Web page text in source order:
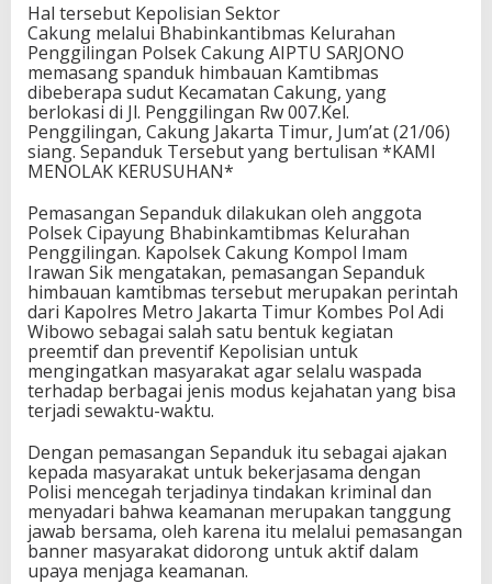
Hal tersebut Kepolisian Sektor
Cakung melalui Bhabinkantibmas Kelurahan
Penggilingan Polsek Cakung AIPTU SARJONO
memasang spanduk himbauan Kamtibmas
dibeberapa sudut Kecamatan Cakung, yang
berlokasi di Jl. Penggilingan Rw 007.Kel.
Penggilingan, Cakung Jakarta Timur, Jum’at (21/06)
siang. Sepanduk Tersebut yang bertulisan *KAMI
MENOLAK KERUSUHAN*
Pemasangan Sepanduk dilakukan oleh anggota
Polsek Cipayung Bhabinkamtibmas Kelurahan
Penggilingan. Kapolsek Cakung Kompol Imam
Irawan Sik mengatakan, pemasangan Sepanduk
himbauan kamtibmas tersebut merupakan perintah
dari Kapolres Metro Jakarta Timur Kombes Pol Adi
Wibowo sebagai salah satu bentuk kegiatan
preemtif dan preventif Kepolisian untuk
mengingatkan masyarakat agar selalu waspada
terhadap berbagai jenis modus kejahatan yang bisa
terjadi sewaktu-waktu.
Dengan pemasangan Sepanduk itu sebagai ajakan
kepada masyarakat untuk bekerjasama dengan
Polisi mencegah terjadinya tindakan kriminal dan
menyadari bahwa keamanan merupakan tanggung
jawab bersama, oleh karena itu melalui pemasangan
banner masyarakat didorong untuk aktif dalam
upaya menjaga keamanan.